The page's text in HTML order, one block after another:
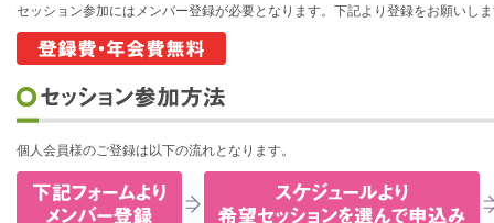
セッション参加にはメンバー登録が必要となります。下記より登録をお願いし
個人会員様のご登録は以下の流れとなります。